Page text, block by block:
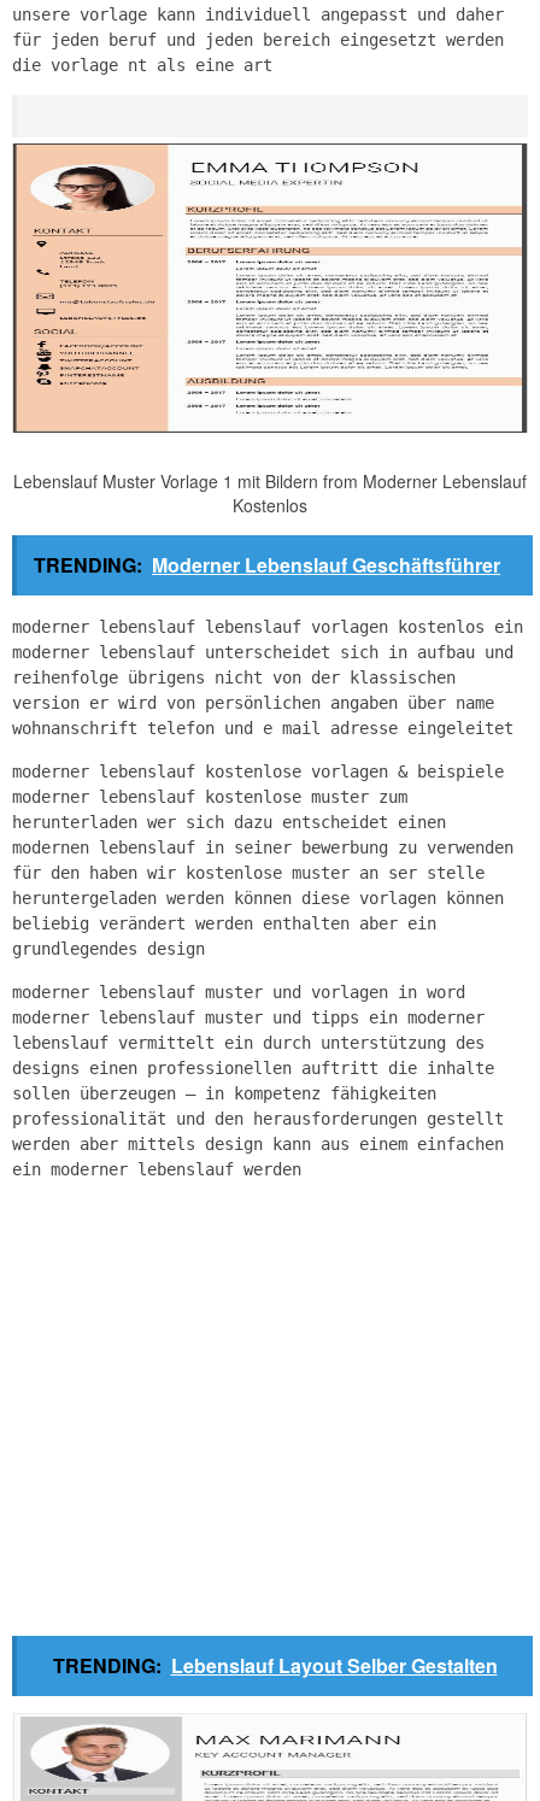
unsere vorlage kann individuell angepasst und daher
für jeden beruf und jeden bereich eingesetzt werden
die vorlage nt als eine art
Lebenslauf Muster Vorlage 1 mit Bildern from Moderner Lebenslauf
Kostenlos
TRENDING: Moderner Lebenslauf Geschäftsführer
moderner lebenslauf lebenslauf vorlagen kostenlos ein
moderner lebenslauf unterscheidet sich in aufbau und
reihenfolge übrigens nicht von der klassischen
version er wird von persönlichen angaben über name
wohnanschrift telefon und e mail adresse eingeleitet
moderner lebenslauf kostenlose vorlagen & beispiele
moderner lebenslauf kostenlose muster zum
herunterladen wer sich dazu entscheidet einen
modernen lebenslauf in seiner bewerbung zu verwenden
für den haben wir kostenlose muster an ser stelle
heruntergeladen werden können diese vorlagen können
beliebig verändert werden enthalten aber ein
grundlegendes design
moderner lebenslauf muster und vorlagen in word
moderner lebenslauf muster und tipps ein moderner
lebenslauf vermittelt ein durch unterstützung des
designs einen professionellen auftritt die inhalte
sollen überzeugen – in kompetenz fähigkeiten
professionalität und den herausforderungen gestellt
werden aber mittels design kann aus einem einfachen
ein moderner lebenslauf werden
TRENDING: Lebenslauf Layout Selber Gestalten